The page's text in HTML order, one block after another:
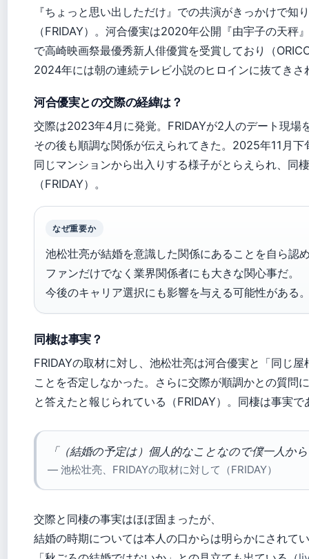
『ちょっと思い出しただけ』での共演がきっかけで知
（FRIDAY）。河合優実は2020年公開『由宇子の天秤』
で高崎映画祭最優秀新人俳優賞を受賞しており（
2024年には朝の連続テレビ小説のヒロインに抜てきさ
河合優実との交際の経緯は？
交際は2023年4月に発覚。FRIDAYが2人のデート現場
その後も順調な関係が伝えられてきた。2025年11月下
同じマンションから出入りする様子がとらえられ、同
（FRIDAY）。
なぜ重要か
池松壮亮が結婚を意識した関係にあることを自ら認
ファンだけでなく業界関係者にも大きな関心事だ。
今後のキャリア選択にも影響を与える可能性がある
同棲は事実？
FRIDAYの取材に対し、池松壮亮は河合優実と「同じ
ことを否定しなかった。さらに交際が順調かとの質問
と答えたと報じられている（FRIDAY）。同棲は事実
「（結婚の予定は）個人的なことなので僕一人か
— 池松壮亮、FRIDAYの取材に対して（FRIDAY）
交際と同棲の事実はほぼ固まったが、
結婚の時期については本人の口からは明らかにされて